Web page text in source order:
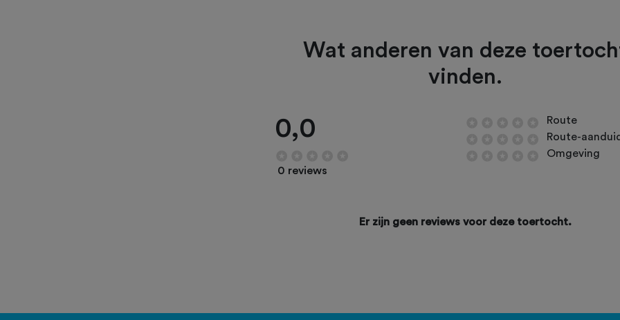
Wat anderen van deze
vinden.
0,0
0 reviews
Route
Route-
Omgeving
Er zijn geen reviews voor deze toertocht.